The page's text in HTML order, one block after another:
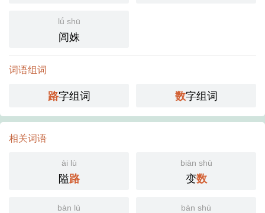
lǘ shū
闾姝
词语组词
路字组词 数字组词
相关词语
ài lù
隘路
biàn shù
变数
bàn lù bàn shù